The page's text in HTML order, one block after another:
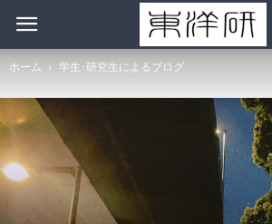
ホーム 学生･研究生によるブログ